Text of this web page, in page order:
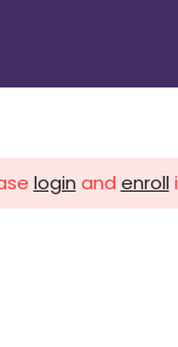
login and enroll